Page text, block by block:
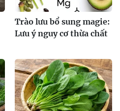
Trào lưu bổ sung magie:
Lưu ý nguy cơ thừa chất